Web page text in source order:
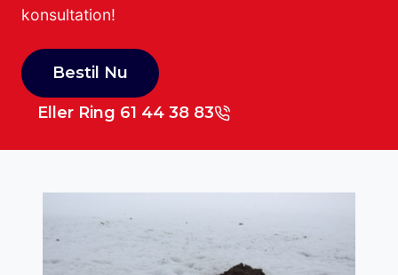
konsultation!
Bestil Nu
Eller Ring 61 44 38 83